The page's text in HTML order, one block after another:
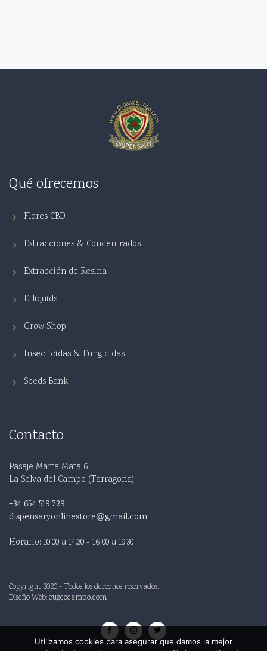
Qué ofrecemos
Flores CBD
Extracciones & Concentrados
Extracción de Resina
E-liquids
Grow Shop
Insecticidas & Fungicidas
Seeds Bank
Contacto
Pasaje Marta Mata 6
La Selva del Campo (Tarragona)
+34 654 519 729
dispensaryonlinestore@gmail.com
Horario: 10.00 a 14.30 - 16.00 a 19.30
Copyright 2020 - Todos los derechos reservados.
Diseño Web:eugeocampo.com
Utilizamos cookies para asegurar que damos la mejor